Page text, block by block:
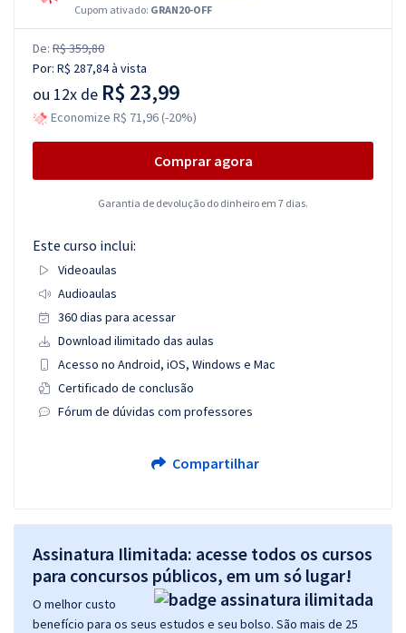
Cupom ativado: GRAN20-OFF
De: R$ 359,80
Por: R$ 287,84à vista
ou 12x de R$ 23,99
Economize R$ 71,96 (-20%)
Comprar agora
Garantia de devolução do dinheiro em 7 dias.
Este curso inclui:
Videoaulas
Audioaulas
360 dias para acessar
Download ilimitado das aulas
Acesso no Android, iOS, Windows e Mac
Certificado de conclusão
Fórum de dúvidas com professores
Compartilhar
Assinatura Ilimitada: acesse todos os cursos
para concursos públicos, em um só lugar!
O melhor custo
benefício para os seus estudos e seu bolso. São mais de 25